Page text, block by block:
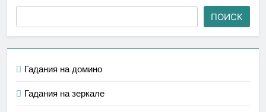
ПОИСК
Гадания на домино
Гадания на зеркале